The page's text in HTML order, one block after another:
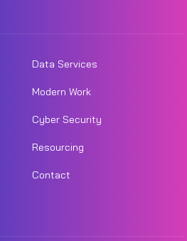
Data Services
Modern Work
Cyber Security
Resourcing
Contact